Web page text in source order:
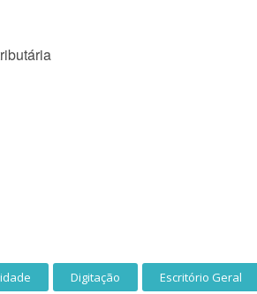
Digitação Escritório Geral